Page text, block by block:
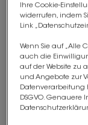
Ihre Cookie-
widerrufen, indem
Link
Wenn Sie auf „Alle
auch die
auf der Website zu
und Angebote zur
Datenverarbeitung
DSGVO. Genauere